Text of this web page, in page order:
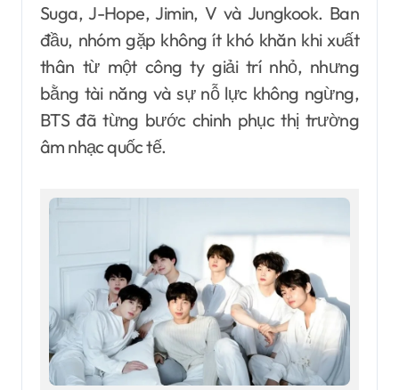
Suga, J-Hope, Jimin, V và Jungkook. Ban
đầu, nhóm gặp không ít khó khăn khi xuất
thân từ một công ty giải trí nhỏ, nhưng
bằng tài năng và sự nỗ lực không ngừng,
BTS đã từng bước chinh phục thị trường
âm nhạc quốc tế.